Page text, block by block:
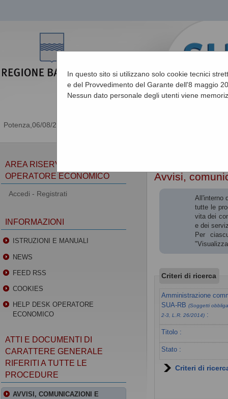
06/08/2026 06:22
In questo sito si utilizzano solo cookie tecnici
e del Provvedimento del Garante dell'8 maggio
Nessun dato personale degli utenti viene
Avvisi,
All'interno
tutte le
vita dei
e dei
Per
Criteri di ricerca
Amministrazione
SUA-RB(Soggetti
2-3, L.R. 26/2014) :
Titolo :
Stato :
Criteri di
AREA RISERVATA
OPERATORE ECONOMICO
Accedi - Registrati
INFORMAZIONI
ISTRUZIONI E MANUALI
NEWS
FEED RSS
COOKIES
HELP DESK OPERATORE
ECONOMICO
ATTI E DOCUMENTI DI
CARATTERE GENERALE
RIFERITI A TUTTE LE
PROCEDURE
AVVISI, COMUNICAZIONI E